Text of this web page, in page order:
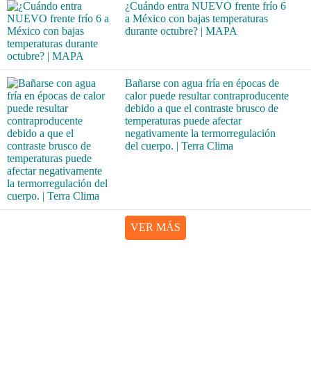
¿Cuándo entra NUEVO frente frío 6
a México con bajas temperaturas
durante octubre? | MAPA
Bañarse con agua fría en épocas de
calor puede resultar contraproducente
debido a que el contraste brusco de
temperaturas puede afectar
negativamente la termorregulación
del cuerpo. | Terra Clima
VER MÁS